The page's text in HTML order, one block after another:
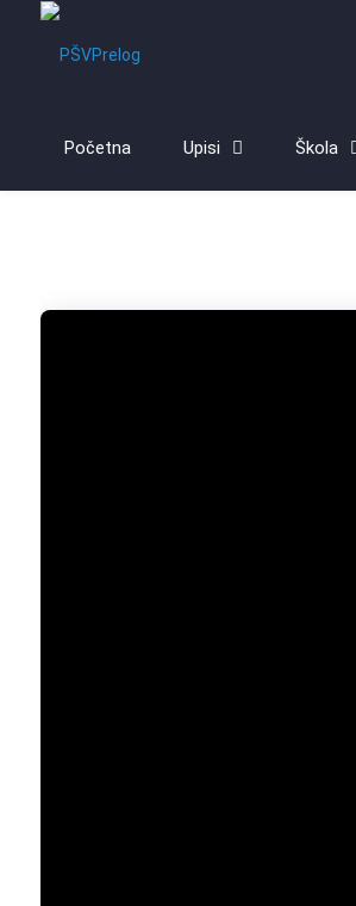
Početna Upisi Škola